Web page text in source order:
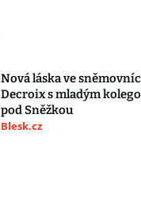
Nová láska ve
Decroix s mladým
pod Sněžkou
Blesk.cz